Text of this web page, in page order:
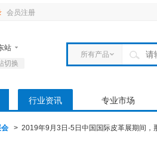
会员注册
站
站
切换
所有产品
行业资讯 专业市场
会 > 2019年9月3日-5日中国国际皮革展期间，